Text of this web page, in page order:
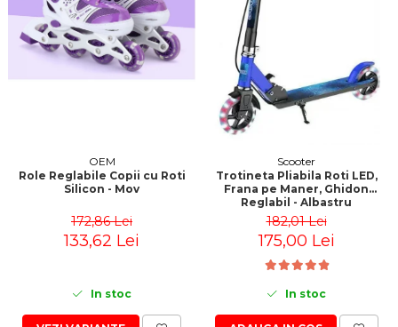
OEM
Role Reglabile Copii cu Roti
Silicon - Mov
172,86 Lei
133,62 Lei
In stoc
Scooter
Trotineta Pliabila Roti LED,
Frana pe Maner, Ghidon
Reglabil - Albastru
182,01 Lei
175,00 Lei
In stoc